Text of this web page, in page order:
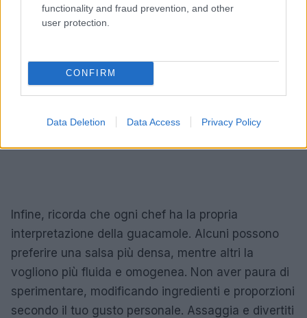
functionality and fraud prevention, and other
user protection.
CONFIRM
Data Deletion Data Access Privacy Policy
Infine, ricorda che ogni chef ha la propria
interpretazione della guacamole. Alcuni possono
preferire una salsa più densa, mentre altri la
vogliono più fluida e omogenea. Non aver paura di
sperimentare, modificando ingredienti e proporzioni
secondo il tuo gusto personale. Assaggia e divertiti